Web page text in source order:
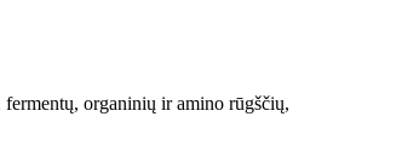
organinių ir amino rūgščių,